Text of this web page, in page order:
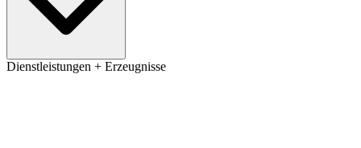
Dienstleistungen + Erzeugnisse